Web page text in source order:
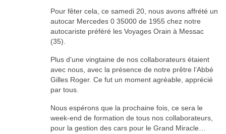
Pour fêter cela, ce samedi 20, nous avons affrété un
autocar Mercedes 0 35000 de 1955 chez notre
autocariste préféré les Voyages Orain à Messac
(35).
Plus d’une vingtaine de nos collaborateurs étaient
avec nous, avec la présence de notre prêtre l’Abbé
Gilles Roger. Ce fut un moment agréable, apprécié
par tous.
Nous espérons que la prochaine fois, ce sera le
week-end de formation de tous nos collaborateurs,
pour la gestion des cars pour le Grand Miracle…